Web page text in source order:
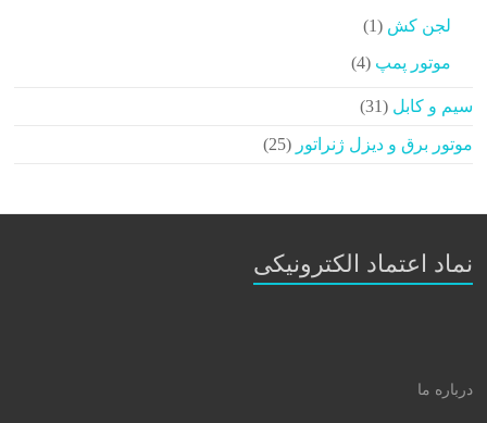
لجن کش 1
1
موتور پمپ 4
4
سیم و کابل
31
31
موتور برق و دیزل ژنراتور 25
25
نماد اعتماد الکترونیکی
درباره ما